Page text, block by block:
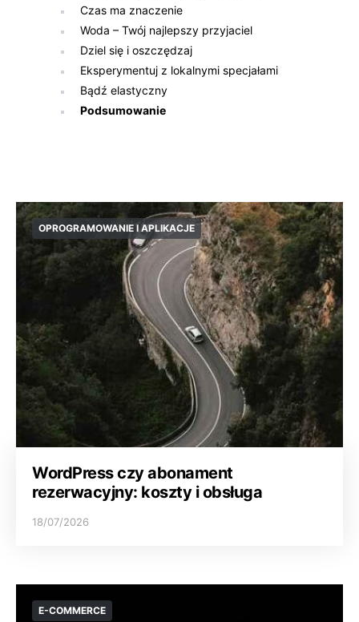
Czas ma znaczenie
Woda – Twój najlepszy przyjaciel
Dziel się i oszczędzaj
Eksperymentuj z lokalnymi specjałami
Bądź elastyczny
Podsumowanie
OPROGRAMOWANIE I APLIKACJE
WordPress czy abonament
rezerwacyjny: koszty i obsługa
18/07/2026
E-COMMERCE